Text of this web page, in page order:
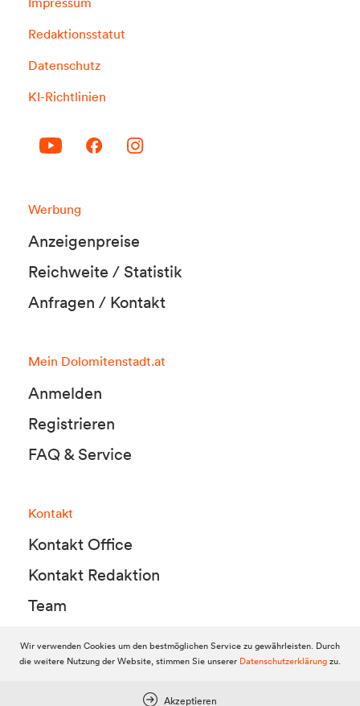
Redaktionsstatut
Datenschutz
KI-Richtlinien
Werbung
Anzeigenpreise
Reichweite / Statistik
Anfragen / Kontakt
Mein Dolomitenstadt.at
Anmelden
Registrieren
FAQ & Service
Kontakt
Kontakt Office
Kontakt Redaktion
Team
© 2010-2026 Dolomitenstadt.at
Wir verwenden Cookies um den bestmöglichen Service zu gewährleisten. Durch
die weitere Nutzung der Website, stimmen Sie unserer Datenschutzerklärungzu.
Akzeptieren